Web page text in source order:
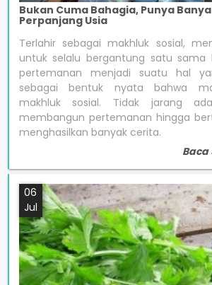
Bukan Cuma Bahagia, Punya
Perpanjang Usia
Terlahir sebagai makhluk sosial,
untuk selalu bergantung satu sama
pertemanan menjadi suatu hal
sebagai bentuk nyata bahwa
makhluk sosial. Tidak jarang
membangun pertemanan hingga
menghasilkan banyak cerita.
Baca
06
Jul